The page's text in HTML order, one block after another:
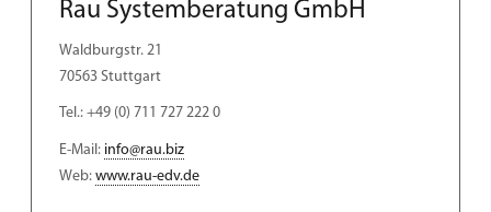
Rau Systemberatung GmbH
Waldburgstr. 21
70563 Stuttgart
Tel.: +49 (0) 711 727 222 0
E-Mail: info@rau.biz
Web:www.rau-edv.de